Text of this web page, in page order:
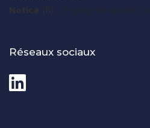
: Trying to
Réseaux sociaux